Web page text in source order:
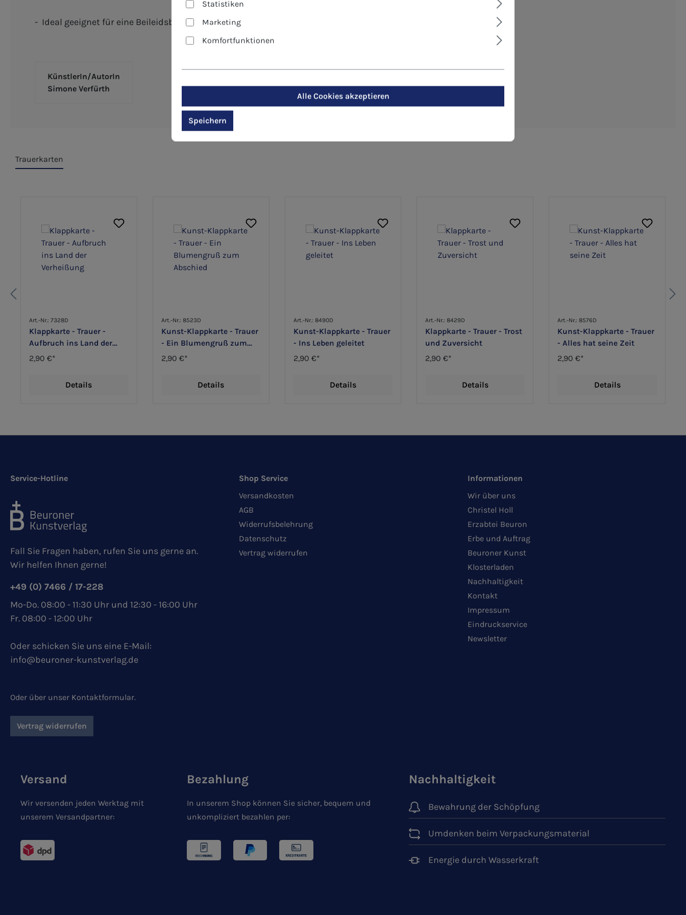
- Ideal geeignet für eine Beileidsbekundung persönlich oder geschäftlich
KünstlerIn/AutorIn
Simone Verfürth
Trauerkarten
Art.-Nr.: 7328D
Klappkarte - Trauer -
Aufbruch ins Land der
Verheißung
2,90 €*
Details
Art.-Nr.: 8523D
Kunst-Klappkarte - Trauer
- Ein Blumengruß zum
Abschied
2,90 €*
Details
Art.-Nr.: 8490D
Kunst-Klappkarte - Trauer
- Ins Leben geleitet
2,90 €*
Details
Art.-Nr.: 8429D
Klappkarte - Trauer - Trost
und Zuversicht
2,90 €*
Details
Art.-Nr.: 8576D
Kunst-Klappkarte - Trauer
- Alles hat seine Zeit
2,90 €*
Details
Service-Hotline
Fall Sie Fragen haben, rufen Sie uns gerne an.
Wir helfen Ihnen gerne!
+49 (0) 7466 / 17-228
Mo-Do. 08:00 - 11:30 Uhr und 12:30 - 16:00 Uhr
Fr. 08:00 - 12:00 Uhr
Oder schicken Sie uns eine E-Mail:
info@beuroner-kunstverlag.de
Oder über unser Kontaktformular.
Vertrag widerrufen
Shop Service
Versandkosten
AGB
Widerrufsbelehrung
Datenschutz
Vertrag widerrufen
Informationen
Wir über uns
Christel Holl
Erzabtei Beuron
Erbe und Auftrag
Beuroner Kunst
Klosterladen
Nachhaltigkeit
Kontakt
Impressum
Eindruckservice
Newsletter
Versand
Wir versenden jeden Werktag mit
unserem Versandpartner:
Bezahlung
In unserem Shop können Sie sicher, bequem und
unkompliziert bezahlen per:
Nachhaltigkeit
Bewahrung der Schöpfung
Umdenken beim Verpackungsmaterial
Energie durch Wasserkraft
Statistiken
Marketing
Komfortfunktionen
Alle Cookies akzeptieren
Speichern